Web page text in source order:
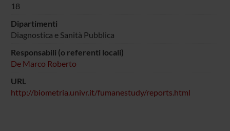
18
Dipartimenti
Diagnostica e Sanità Pubblica
Responsabili (o referenti locali)
De Marco Roberto
URL
http://biometria.univr.it/fumanestudy/reports.html